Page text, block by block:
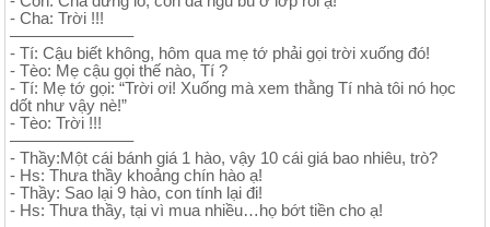
- Cha: Trời !!!
———————–
- Tí: Cậu biết không, hôm qua mẹ tớ phải gọi trời xuống đó!
- Tèo: Mẹ cậu gọi thế nào, Tí ?
- Tí: Mẹ tớ gọi: “Trời ơi! Xuống mà xem thằng Tí nhà tôi nó học
dốt như vậy nè!”
- Tèo: Trời !!!
———————–
- Thầy:Một cái bánh giá 1 hào, vậy 10 cái giá bao nhiêu, trò?
- Hs: Thưa thầy khoảng chín hào ạ!
- Thầy: Sao lại 9 hào, con tính lại đi!
- Hs: Thưa thầy, tại vì mua nhiều…họ bớt tiền cho ạ!